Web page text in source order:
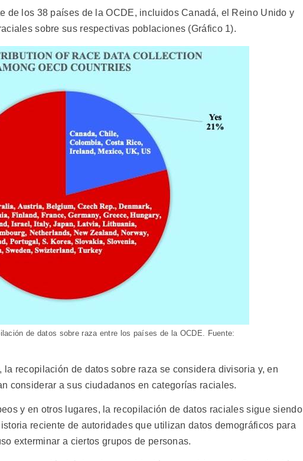
de los 38 países de la OCDE, incluidos Canadá, el Reino Unido y
sobre sus respectivas poblaciones (Gráfico 1).
de datos sobre raza entre los países de la OCDE. Fuente:
la recopilación de datos sobre raza se considera divisoria y, en
considerar a sus ciudadanos en categorías raciales.
y en otros lugares, la recopilación de datos raciales sigue siendo
reciente de autoridades que utilizan datos demográficos para
exterminar a ciertos grupos de personas.